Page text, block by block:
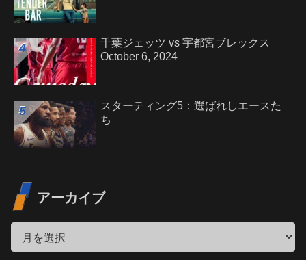
千葉ジェッツ vs 宇都宮ブレックス
October 6, 2024
スターティング5：選ばれしエースた
ち
アーカイブ